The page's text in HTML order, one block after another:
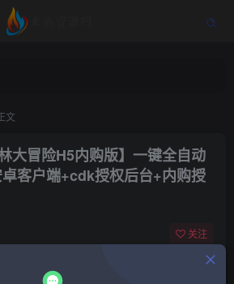
文
大冒险H5内购版】一键全自动
客户端+cdk授权后台+内购授
关注